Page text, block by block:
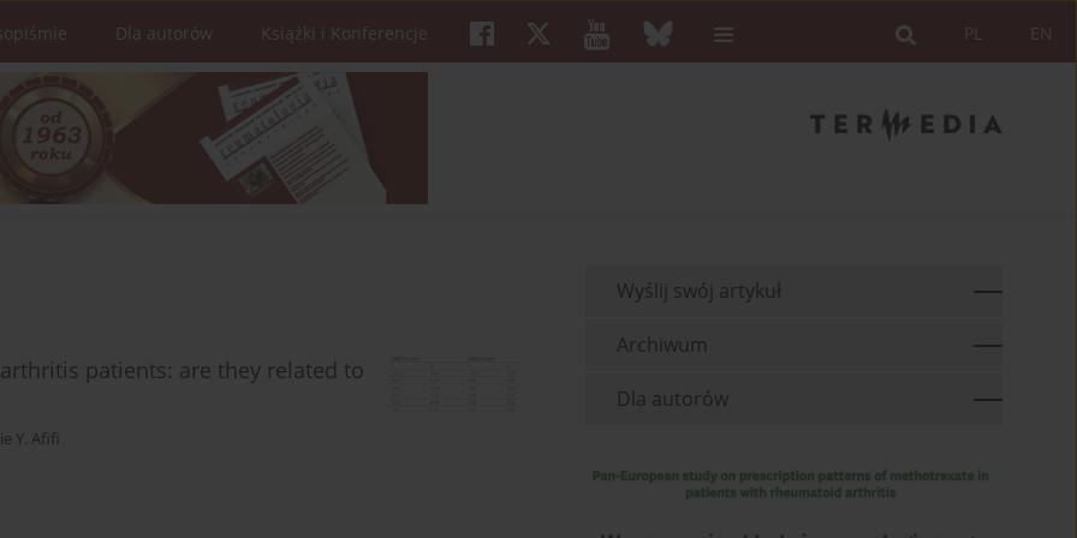
EN
PL
Dla autorów Książki i Konferencje
patients: are they related to
Y. Afifi
Wyślij swój artykuł
Archiwum
Dla autorów